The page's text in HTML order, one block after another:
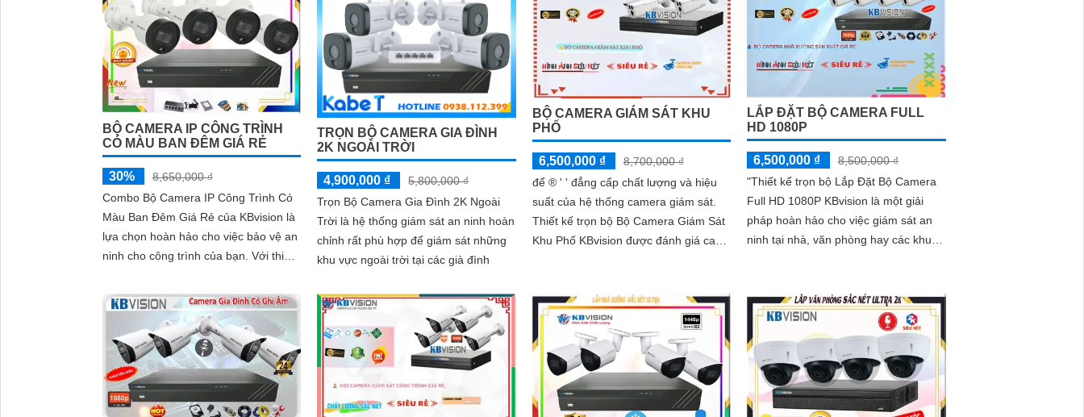
BỘ CAMERA IP CÔNG TRÌNH
CÓ MÀU BAN ĐÊM GIÁ RẺ
30%
8,650,000 ₫
Combo Bộ Camera IP Công Trình Có
Màu Ban Đêm Giá Rẻ của KBvision là
lựa chọn hoàn hảo cho việc bảo vệ an
ninh cho công trình của bạn. Với thiết
sản phẩm này sẽ mang đến sự hài
lòng cho khách hàng
TRỌN BỘ CAMERA GIA ĐÌNH
2K NGOÀI TRỜI
4,900,000 ₫
5,800,000 ₫
Trọn Bộ Camera Gia Đình 2K Ngoài
Trời là hệ thống giám sát an ninh hoàn
chỉnh rất phù hợp để giám sát những
khu vực ngoài trời tại các già đình
BỘ CAMERA GIÁM SÁT KHU
PHỐ
6,500,000 ₫
8,700,000 ₫
để ®️ ' ' đẳng cấp chất lượng và hiệu
suất của hệ thống camera giám sát.
Thiết kế trọn bộ Bộ Camera Giám Sát
Khu Phố KBvision được đánh giá cao
LẮP ĐẶT BỘ CAMERA FULL
HD 1080P
6,500,000 ₫
8,500,000 ₫
"Thiết kế trọn bộ Lắp Đặt Bộ Camera
Full HD 1080P KBvision là một giải
pháp hoàn hảo cho việc giám sát an
ninh tại nhà, văn phòng hay các khu